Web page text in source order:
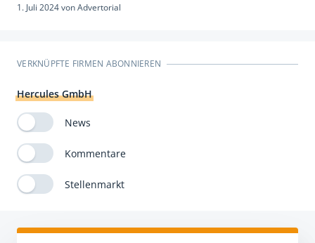
1. Juli 2024vonAdvertorial
VERKNÜPFTE FIRMEN ABONNIEREN
Hercules GmbH
News
Kommentare
Stellenmarkt